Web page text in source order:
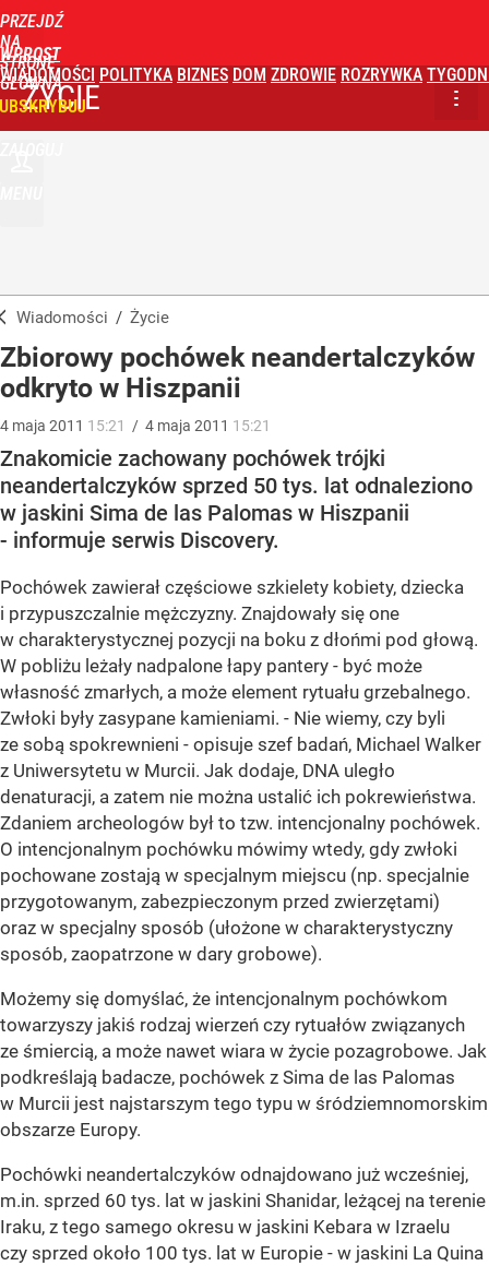
PRZEJDŹ
NA
STRONĘ
GŁÓWNĄ
WPROST
WIADOMOŚCI POLITYKA BIZNES DOM ZDROWIE ROZRYWKA
ŻYCIE
Wiadomości / Życie
Zbiorowy pochówek neandertalczyków
odkryto w Hiszpanii
4 maja 2011 15:21 / 4 maja 2011 15:21
Znakomicie zachowany pochówek trójki
neandertalczyków sprzed 50 tys. lat odnaleziono
w jaskini Sima de las Palomas w Hiszpanii
- informuje serwis Discovery.
Pochówek zawierał częściowe szkielety kobiety, dziecka
i przypuszczalnie mężczyzny. Znajdowały się one
w charakterystycznej pozycji na boku z dłońmi pod głową.
W pobliżu leżały nadpalone łapy pantery - być może
własność zmarłych, a może element rytuału grzebalnego.
Zwłoki były zasypane kamieniami. - Nie wiemy, czy byli
ze sobą spokrewnieni - opisuje szef badań, Michael Walker
z Uniwersytetu w Murcii. Jak dodaje, DNA uległo
denaturacji, a zatem nie można ustalić ich pokrewieństwa.
Zdaniem archeologów był to tzw. intencjonalny pochówek.
O intencjonalnym pochówku mówimy wtedy, gdy zwłoki
pochowane zostają w specjalnym miejscu (np. specjalnie
przygotowanym, zabezpieczonym przed zwierzętami)
oraz w specjalny sposób (ułożone w charakterystyczny
sposób, zaopatrzone w dary grobowe).
Możemy się domyślać, że intencjonalnym pochówkom
towarzyszy jakiś rodzaj wierzeń czy rytuałów związanych
ze śmiercią, a może nawet wiara w życie pozagrobowe. Jak
podkreślają badacze, pochówek z Sima de las Palomas
w Murcii jest najstarszym tego typu w śródziemnomorskim
obszarze Europy.
Pochówki neandertalczyków odnajdowano już wcześniej,
m.in. sprzed 60 tys. lat w jaskini Shanidar, leżącej na terenie
Iraku, z tego samego okresu w jaskini Kebara w Izraelu
czy sprzed około 100 tys. lat w Europie - w jaskini La Quina